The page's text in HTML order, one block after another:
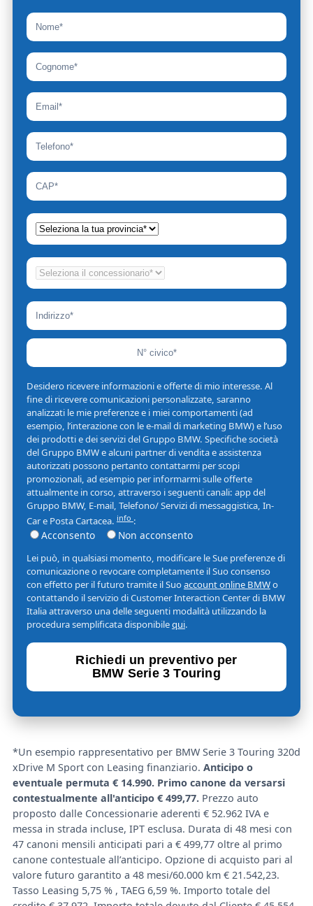
Desidero ricevere informazioni e offerte di mio interesse. Al
fine di ricevere comunicazioni personalizzate, saranno
analizzati le mie preferenze e i miei comportamenti (ad
esempio, l’interazione con le e-mail di marketing BMW) e l’uso
dei prodotti e dei servizi del Gruppo BMW. Specifiche società
del Gruppo BMW e alcuni partner di vendita e assistenza
autorizzati possono pertanto contattarmi per scopi
promozionali, ad esempio per informarmi sulle offerte
attualmente in corso, attraverso i seguenti canali: app del
Gruppo BMW, E-mail, Telefono/ Servizi di messaggistica, In-
Car e Posta Cartacea. info :
Acconsento Non acconsento
Lei può, in qualsiasi momento, modificare le Sue preferenze di
comunicazione o revocare completamente il Suo consenso
con effetto per il futuro tramite il Suoaccount online BMWo
contattando il servizio di Customer Interaction Center di BMW
Italia attraverso una delle seguenti modalità utilizzando la
procedura semplificata disponibilequi.
Richiedi un preventivo per
BMW Serie 3 Touring
*Un esempio rappresentativo per BMW Serie 3 Touring 320d
xDrive M Sport con Leasing finanziario. Anticipo o
eventuale permuta € 14.990. Primo canone da versarsi
contestualmente all'anticipo € 499,77.Prezzo auto
proposto dalle Concessionarie aderenti € 52.962 IVA e
messa in strada incluse, IPT esclusa. Durata di 48 mesi con
47 canoni mensili anticipati pari a € 499,77 oltre al primo
canone contestuale all’anticipo. Opzione di acquisto pari al
valore futuro garantito a 48 mesi/60.000 km € 21.542,23.
Tasso Leasing 5,75 % , TAEG 6,59 %. Importo totale del